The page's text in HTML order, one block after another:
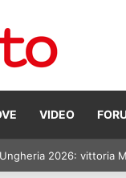
VIDEO
2026: vittoria